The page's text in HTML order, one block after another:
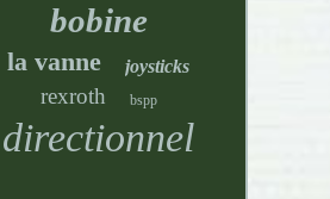
bobine
la vanne joysticks
rexroth bspp
directionnel